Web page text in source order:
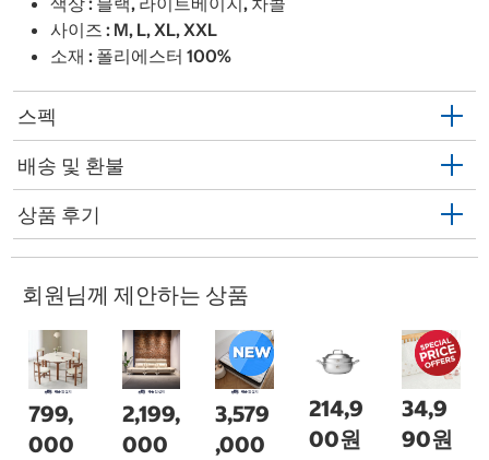
사이즈 : M, L, XL, XXL
소재 : 폴리에스터 100%
스펙
배송 및 환불
상품 후기
회원님께 제안하는 상품
799,
000
2,199,
000
3,579
,000
214,9
00원
34,9
90원